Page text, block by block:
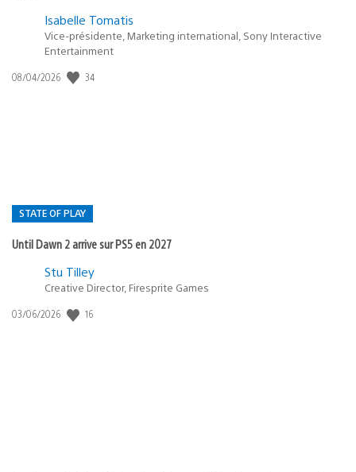
Isabelle Tomatis
Vice-présidente, Marketing international, Sony Interactive
Entertainment
Date
08/04/2026 34
STATE OF PLAY
Until Dawn 2 arrive sur PS5 en 2027
Postée
:
Stu Tilley
Creative Director, Firesprite Games
Date
03/06/2026 16